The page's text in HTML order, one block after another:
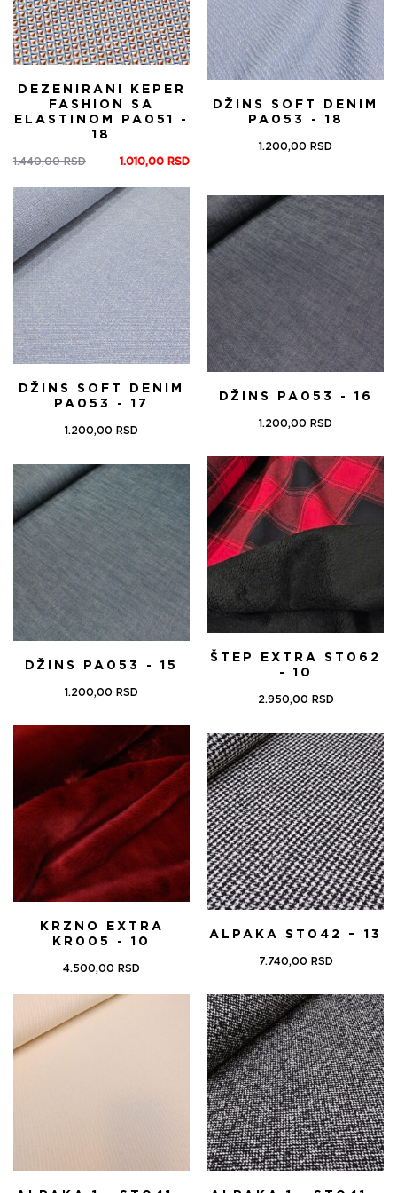
DEZENIRANI KEPER
FASHION SA
ELASTINOM PA051 -
18
1.440,00RSD
Оригинална
цена
је
била:
1.440,00 RSD.
1.010,00 RSD
Тренутна
цена
је:
1.010,00 RSD.
DŽINS SOFT DENIM
PA053 - 18
1.200,00 RSD
DŽINS SOFT DENIM
PA053 - 17
1.200,00 RSD
DŽINS PA053 - 16
1.200,00 RSD
DŽINS PA053 - 15
1.200,00 RSD
ŠTEP EXTRA ST062
- 10
2.950,00 RSD
KRZNO EXTRA
KR005 - 10
4.500,00 RSD
ALPAKA ST042 – 13
7.740,00 RSD